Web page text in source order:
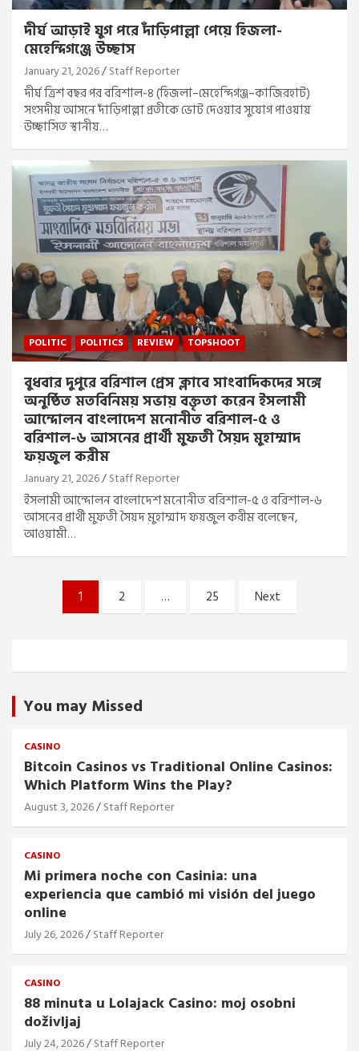
দীর্ঘ আড়াই যুগ পরে দাঁড়িপাল্লা পেয়ে হিজলা-
মেহেন্দিগঞ্জে উচ্ছাস
January 21, 2026 Staff Reporter
দীর্ঘ ত্রিশ বছর পর বরিশাল-৪ (হিজলা–মেহেন্দিগঞ্জ–কাজিরহাট)
সংসদীয় আসনে দাঁড়িপাল্লা প্রতীকে ভোট দেওয়ার সুযোগ পাওয়ায়
উচ্ছাসিত স্থানীয়…
POLITIC POLITICS REVIEW TOPSHOOT
বুধবার দুপুরে বরিশাল প্রেস ক্লাবে সাংবাদিকদের সঙ্গে
অনুষ্ঠিত মতবিনিময় সভায় বক্তৃতা করেন ইসলামী
আন্দোলন বাংলাদেশ মনোনীত বরিশাল-৫ ও
বরিশাল-৬ আসনের প্রার্থী মুফতী সৈয়দ মুহাম্মাদ
ফয়জুল করীম
January 21, 2026 Staff Reporter
ইসলামী আন্দোলন বাংলাদেশ মনোনীত বরিশাল-৫ ও বরিশাল-৬
আসনের প্রার্থী মুফতী সৈয়দ মুহাম্মাদ ফয়জুল করীম বলেছেন,
আওয়ামী…
pagination
1 2 … 25 Next
You may Missed
CASINO
Bitcoin Casinos vs Traditional Online Casinos:
Which Platform Wins the Play?
August 3, 2026 Staff Reporter
CASINO
Mi primera noche con Casinia: una
experiencia que cambió mi visión del juego
online
July 26, 2026 Staff Reporter
CASINO
88 minuta u Lolajack Casino: moj osobni
doživljaj
July 24, 2026 Staff Reporter